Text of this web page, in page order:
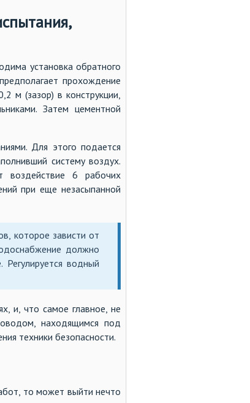
установка обратного
прохождение
м (зазор) в конструкции,
Затем цементной
Для этого подается
систему воздух.
воздействие 6 рабочих
при еще незасыпанной
которое зависти от
должно
Регулируется водный
и, что самое главное, не
находящимся под
техники безопасности.
то может выйти нечто